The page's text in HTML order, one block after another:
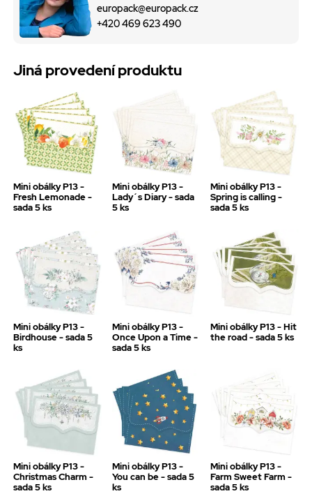
europack@europack.cz
+420 469 623 490
Jiná provedení produktu
Mini obálky P13 -
Fresh Lemonade -
sada 5 ks
Mini obálky P13 -
Lady´s Diary - sada
5 ks
Mini obálky P13 -
Spring is calling -
sada 5 ks
Mini obálky P13 -
Birdhouse - sada 5
ks
Mini obálky P13 -
Once Upon a Time -
sada 5 ks
Mini obálky P13 - Hit
the road - sada 5 ks
Mini obálky P13 -
Christmas Charm -
sada 5 ks
Mini obálky P13 -
You can be - sada 5
ks
Mini obálky P13 -
Farm Sweet Farm -
sada 5 ks